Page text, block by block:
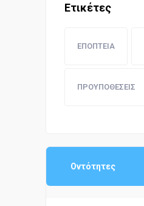
Ετικέτες
ΕΠΟΠΤΕΙΑ
ΠΡΟΥΠΟΘΕΣΕΙΣ
Οντότητες